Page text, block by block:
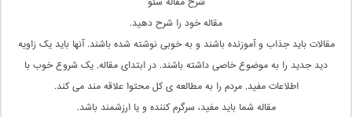
مقاله خود را شرح دهید.
مقالات باید جذاب و آموزنده باشند و به خوبی نوشته شده باشند. آنها باید یک زاویه
دید جدید را به موضوع خاصی داشته باشند. در ابتدای مقاله, یک شروع خوب با
اطلاعات مفید, مردم را به مطالعه ی کل محتوا علاقه مند می کند.
مقاله شما باید مفید، سرگرم کننده و یا ارزشمند باشد.